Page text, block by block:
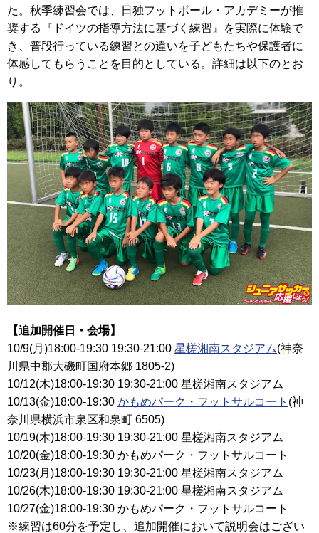
た。秋季練習会では、日独フットボール・アカデミーが推
奨する『ドイツの指導方法に基づく練習』を実際に体験で
き、普段行っている練習との違いを子どもたちや保護者に
体感してもらうことを目的としている。詳細は以下のとお
り。
【追加開催日・会場】
10/9(月)18:00-19:30 19:30-21:00 星槎湘南スタジアム(神奈
川県中郡大磯町国府本郷 1805-2)
10/12(木)18:00-19:30 19:30-21:00 星槎湘南スタジアム
10/13(金)18:00-19:30 かもめパーク・フットサルコート (神
奈川県横浜市泉区和泉町 6505)
10/19(木)18:00-19:30 19:30-21:00 星槎湘南スタジアム
10/20(金)18:00-19:30 かもめパーク・フットサルコート
10/23(月)18:00-19:30 19:30-21:00 星槎湘南スタジアム
10/26(木)18:00-19:30 19:30-21:00 星槎湘南スタジアム
10/27(金)18:00-19:30 かもめパーク・フットサルコート
※練習は60分を予定し、追加開催において説明会はござい